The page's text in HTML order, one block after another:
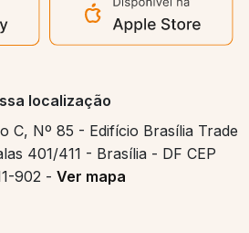
localização
C, Nº 85 - Edifício Brasília Trade
401/411 - Brasília - DF CEP
902 - Ver mapa